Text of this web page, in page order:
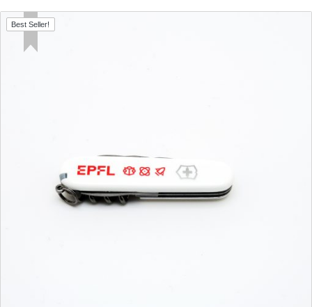
Best Seller!